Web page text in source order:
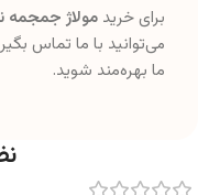
برای خرید مولاژ جمجمه
می‌توانید با ما تماس
ما بهره‌مند شوید.